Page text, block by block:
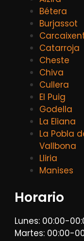
Bétera
Burjassot
Catarroja
Cheste
Chiva
Cullera
El Puig
Godella
La Eliana
La Pobla
Vallbona
Lliria
Manises
Horario
Lunes: 00:00-
Martes: 00:00-